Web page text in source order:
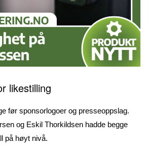
likestilling
før sponsorlogoer og presseoppslag.
og Eskil Thorkildsen hadde begge
på høyt nivå.